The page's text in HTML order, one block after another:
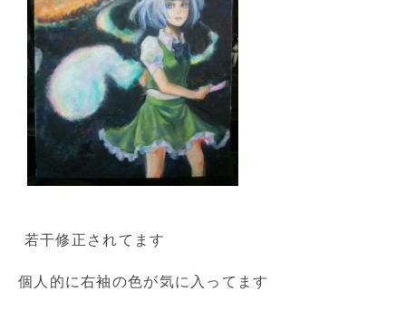
若干修正されてます
個人的に右袖の色が気に入ってます